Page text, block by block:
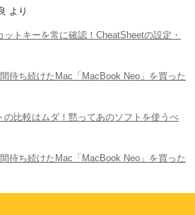
より
ットキーを常に確認！CheatSheetの設定・
待ち続けたMac「MacBook Neo」を買った
の比較はムダ！黙ってあのソフトを使うべ
待ち続けたMac「MacBook Neo」を買った